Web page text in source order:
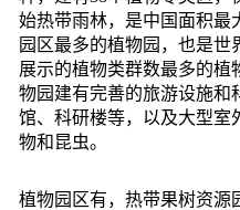
始热带雨林，是中国面积最
园区最多的植物园，也是
展示的植物类群数最多的植
物园建有完善的旅游设施和
馆、科研楼等，以及大型室
物和昆虫。
植物园区有，热带果树资源